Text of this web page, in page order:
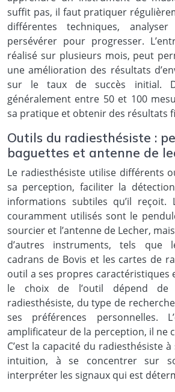
suffit pas, il faut pratiquer
différentes techniques,
persévérer pour progresser.
réalisé sur plusieurs mois, peut
une amélioration des résultats
sur le taux de succès initial.
généralement entre 50 et 100
sa pratique et obtenir des résultats
Outils du radiesthésiste :
baguettes et antenne de
Le radiesthésiste utilise différents
sa perception, faciliter la
informations subtiles qu’il reçoit.
couramment utilisés sont le
sourcier et l’antenne de Lecher,
d’autres instruments, tels que
cadrans de Bovis et les cartes de
outil a ses propres caractéristiques
le choix de l’outil dépend de
radiesthésiste, du type de
ses préférences personnelles.
amplificateur de la perception, il ne
C’est la capacité du radiesthésiste
intuition, à se concentrer sur
interpréter les signaux qui est